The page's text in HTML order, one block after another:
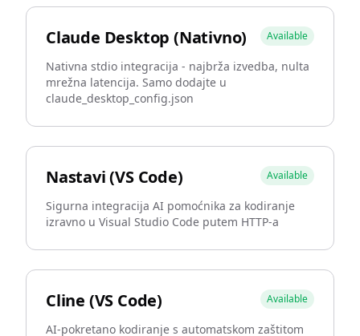
Claude Desktop (Nativno) Available
Nativna stdio integracija - najbrža izvedba, nulta
mrežna latencija. Samo dodajte u
claude_desktop_config.json
Nastavi (VS Code) Available
Sigurna integracija AI pomoćnika za kodiranje
izravno u Visual Studio Code putem HTTP-a
Cline (VS Code) Available
AI-pokretano kodiranje s automatskom zaštitom